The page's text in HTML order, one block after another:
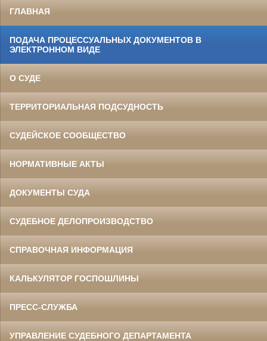
ГЛАВНАЯ
ПОДАЧА ПРОЦЕССУАЛЬНЫХ ДОКУМЕНТОВ В
ЭЛЕКТРОННОМ ВИДЕ
О СУДЕ
ТЕРРИТОРИАЛЬНАЯ ПОДСУДНОСТЬ
СУДЕЙСКОЕ СООБЩЕСТВО
НОРМАТИВНЫЕ АКТЫ
ДОКУМЕНТЫ СУДА
СУДЕБНОЕ ДЕЛОПРОИЗВОДСТВО
СПРАВОЧНАЯ ИНФОРМАЦИЯ
КАЛЬКУЛЯТОР ГОСПОШЛИНЫ
ПРЕСС-СЛУЖБА
УПРАВЛЕНИЕ СУДЕБНОГО ДЕПАРТАМЕНТА